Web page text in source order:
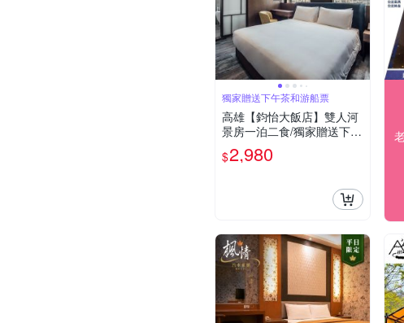
獨家贈送下午茶和游船票
高雄【鈞怡大飯店】雙人河
景房一泊二食/獨家贈送下午
茶&遊船票(MO)
$2,980